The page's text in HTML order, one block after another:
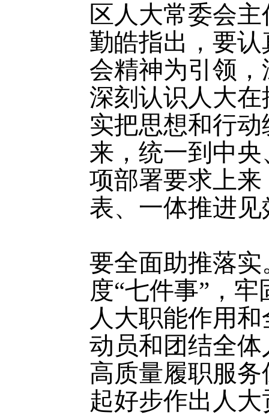
区人大常委会
勤皓指出，要
会精神为引领
深刻认识人大
实把思想和行
来，统一到中
项部署要求上
表、一体推进见
要全面助推落
度“七件事”，
人大职能作用
动员和团结全
高质量履职服
起好步作出人大